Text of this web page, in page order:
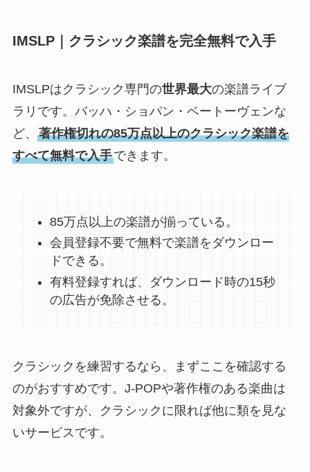
IMSLP｜クラシック楽譜を完全無料で入手
IMSLPはクラシック専門の世界最大の楽譜ライブ
ラリです。バッハ・ショパン・ベートーヴェンな
ど、 著作権切れの85万点以上のクラシック楽譜を
すべて無料で入手できます。
85万点以上の楽譜が揃っている。
会員登録不要で無料で楽譜をダウンロー
ドできる。
有料登録すれば、ダウンロード時の15秒
の広告が免除させる。
クラシックを練習するなら、まずここを確認する
のがおすすめです。J-POPや著作権のある楽曲は
対象外ですが、クラシックに限れば他に類を見な
いサービスです。